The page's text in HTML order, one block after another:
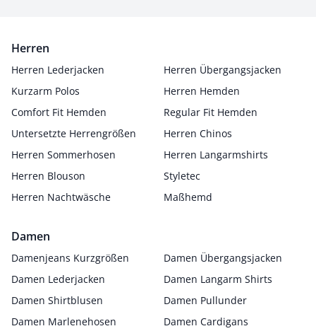
Herren
Herren Lederjacken
Herren Übergangsjacken
Kurzarm Polos
Herren Hemden
Comfort Fit Hemden
Regular Fit Hemden
Untersetzte Herrengrößen
Herren Chinos
Herren Sommerhosen
Herren Langarmshirts
Herren Blouson
Styletec
Herren Nachtwäsche
Maßhemd
Damen
Damenjeans Kurzgrößen
Damen Übergangsjacken
Damen Lederjacken
Damen Langarm Shirts
Damen Shirtblusen
Damen Pullunder
Damen Marlenehosen
Damen Cardigans